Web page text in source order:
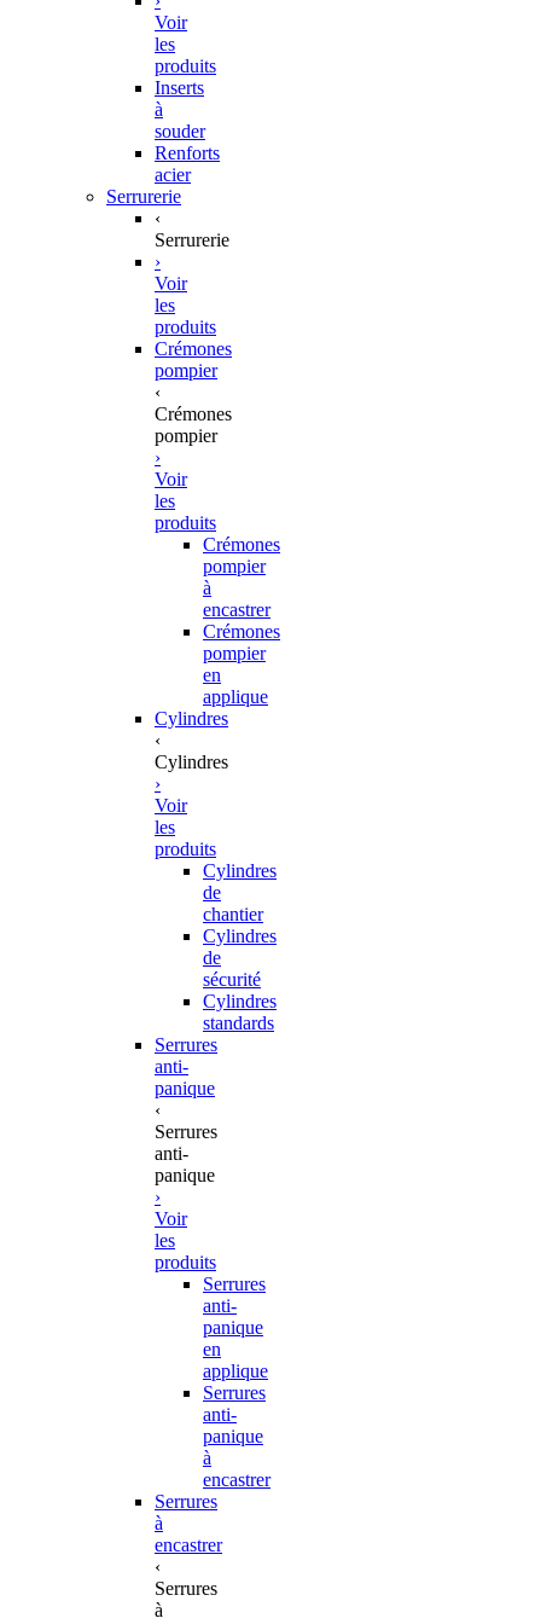
Voir
les
produits
Inserts
à
souder
Renforts
acier
Serrurerie
‹
Serrurerie
›
Voir
les
produits
Crémones
pompier
‹
Crémones
pompier
›
Voir
les
produits
Crémones
pompier
à
encastrer
Crémones
pompier
en
applique
Cylindres
‹
Cylindres
›
Voir
les
produits
Cylindres
de
chantier
Cylindres
de
sécurité
Cylindres
standards
Serrures
anti-
panique
‹
Serrures
anti-
panique
›
Voir
les
produits
Serrures
anti-
panique
en
applique
Serrures
anti-
panique
à
encastrer
Serrures
à
encastrer
‹
Serrures
à